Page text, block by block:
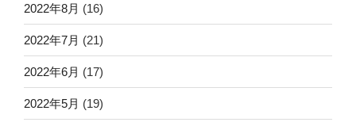
2022年8月 (16)
2022年7月 (21)
2022年6月 (17)
2022年5月 (19)